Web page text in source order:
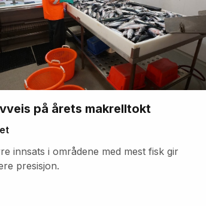
på årets makrelltokt
innsats i områdene med mest fisk gir
presisjon.